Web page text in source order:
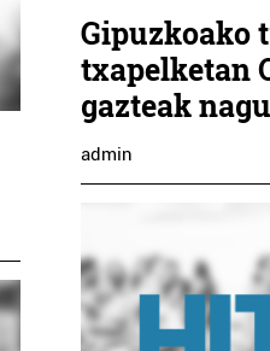
Gipuzkoako
txapelketan
gazteak
admin